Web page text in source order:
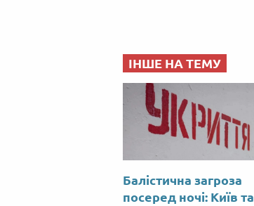
ІНШЕ НА ТЕМУ
Балістична загроза
посеред ночі: Київ та